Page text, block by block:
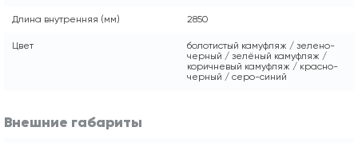
Длина внутренняя (мм) 2850
Цвет
болотистый камуфляж / зелено-
черный / зелёный камуфляж /
коричневый камуфляж / красно-
черный / серо-синий
Внешние габариты